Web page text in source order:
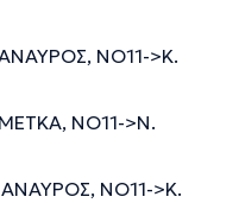
ΝΟ11->Κ.
ΝΟ11->Ν.
ΝΟ11->Κ.